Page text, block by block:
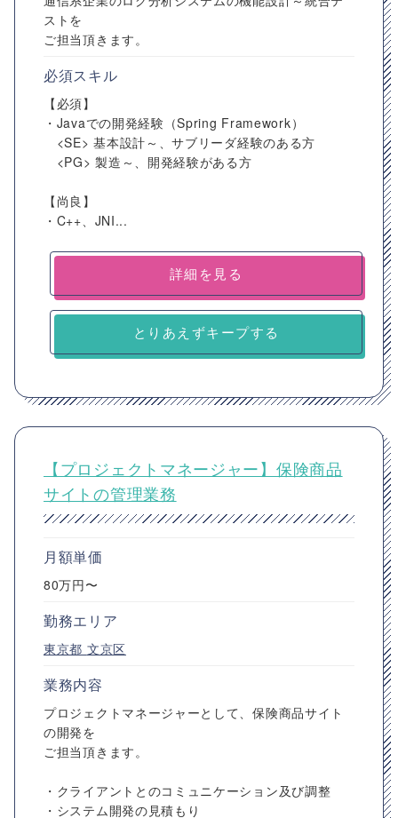
ストを
ご担当頂きます。
必須スキル
【必須】
・Javaでの開発経験（Spring Framework）
<SE> 基本設計～、サブリーダ経験のある方
<PG> 製造～、開発経験がある方
【尚良】
・C++、JNI...
詳細を見る
とりあえずキープする
【プロジェクトマネージャー】保険商品
サイトの管理業務
月額単価
80万円〜
勤務エリア
東京都 文京区
業務内容
プロジェクトマネージャーとして、保険商品サイト
の開発を
ご担当頂きます。
・クライアントとのコミュニケーション及び調整
・システム開発の見積もり